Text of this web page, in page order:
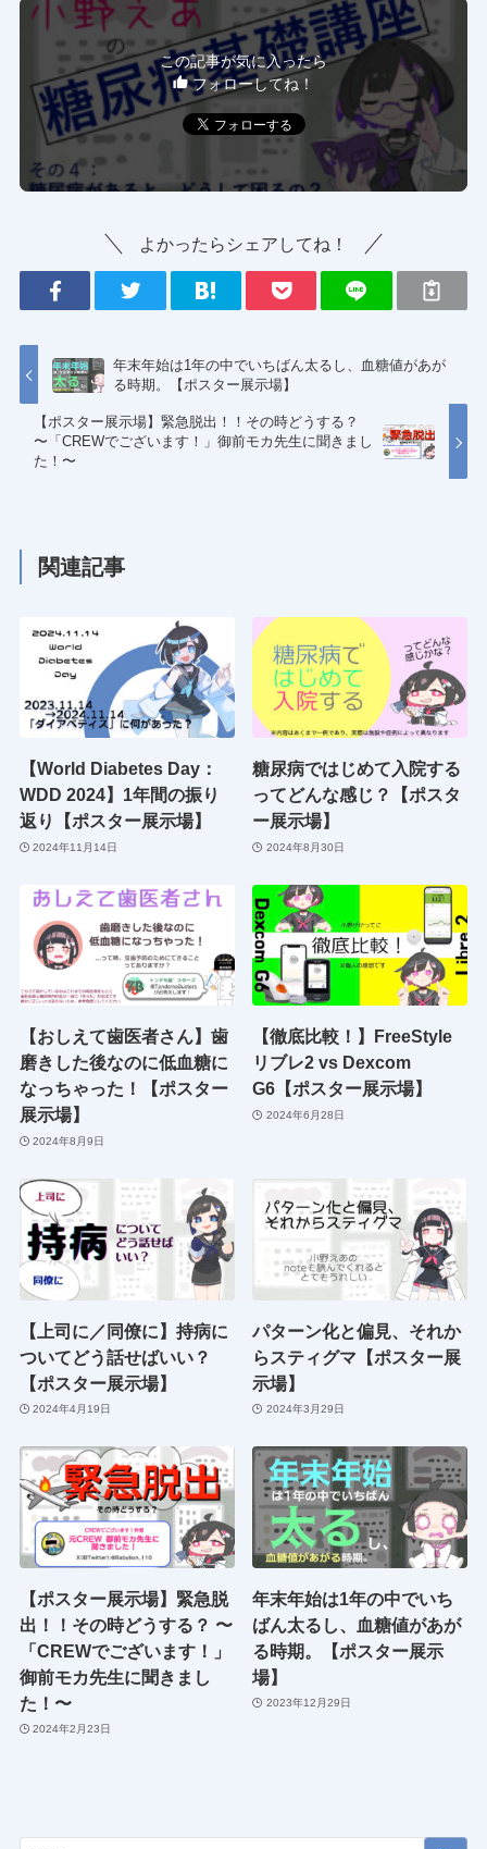
この記事が気に入ったら
フォローしてね！
よかったらシェアしてね！
年末年始は1年の中でいちばん太るし、血糖値があが
る時期。【ポスター展示場】
【ポスター展示場】緊急脱出！！その時どうする？
〜「CREWでございます！」御前モカ先生に聞きまし
た！〜
関連記事
【World Diabetes Day：
WDD 2024】1年間の振り
返り【ポスター展示場】
2024年11月14日
糖尿病ではじめて入院する
ってどんな感じ？【ポスタ
ー展示場】
2024年8月30日
【おしえて歯医者さん】歯
磨きした後なのに低血糖に
なっちゃった！【ポスター
展示場】
2024年8月9日
【徹底比較！】FreeStyle
リブレ2 vs Dexcom
G6【ポスター展示場】
2024年6月28日
【上司に／同僚に】持病に
ついてどう話せばいい？
【ポスター展示場】
2024年4月19日
パターン化と偏見、それか
らスティグマ【ポスター展
示場】
2024年3月29日
【ポスター展示場】緊急脱
出！！その時どうする？ 〜
「CREWでございます！」
御前モカ先生に聞きまし
た！〜
2024年2月23日
年末年始は1年の中でいち
ばん太るし、血糖値があが
る時期。【ポスター展示
場】
2023年12月29日